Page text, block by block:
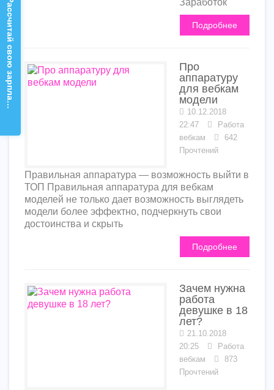
Заработок
Подробнее
Про
аппаратуру
для вебкам
модели
10.12.2018
22:47
Работа
вебкам
642
Прочтений
Правильная аппаратура — возможность выйти в
ТОП Правильная аппаратура для вебкам
моделей не только дает возможность выглядеть
модели более эффектно, подчеркнуть свои
достоинства и скрыть
Подробнее
Зачем нужна
работа
девушке в 18
лет?
21.10.2018
20:25
Работа
вебкам
873
Прочтений
Рассчитай свою зарплату!